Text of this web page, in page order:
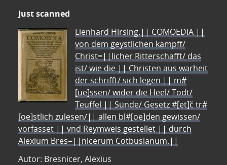
Just scanned
Lienhard Hirsing.|| COMOEDIA ||
von dem geystlichen kampff/
Christ=||licher Ritterschafft/ das
ist/ wie die || Christen aus warheit
der schrifft/ sich legen || m#
[ue]ssen/ wider die Heel/ Todt/
Teuffel || Sünde/ Gesetz #[et]c̃ tr#
[oe]stlich zulesen/|| allen bl#[oe]den gewissen/
vorfasset || vnd Reymweis gestellet || durch
Alexium Bres=||nicerum Cotbusianum.||
Autor: Bresnicer, Alexius